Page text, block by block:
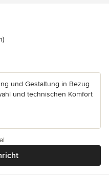
5 Sternen
und Gestaltung in Bezug
und technischen Komfort